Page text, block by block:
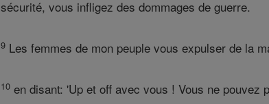
sécurité, vous infligez des dommages de guerre.
9 Les femmes de mon peuple vous expulser de la
10 en disant: 'Up et off avec vous ! Vous ne